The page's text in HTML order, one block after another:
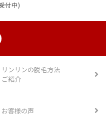
付中)
リンリンの脱毛方法
ご紹介
お客様の声